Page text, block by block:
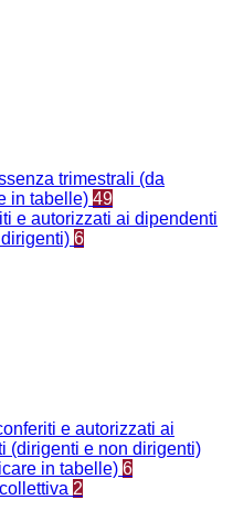
trimestrali (da
in tabelle) 49
e autorizzati ai dipendenti
6
e autorizzati ai
(dirigenti e non dirigenti)
in tabelle) 6
2